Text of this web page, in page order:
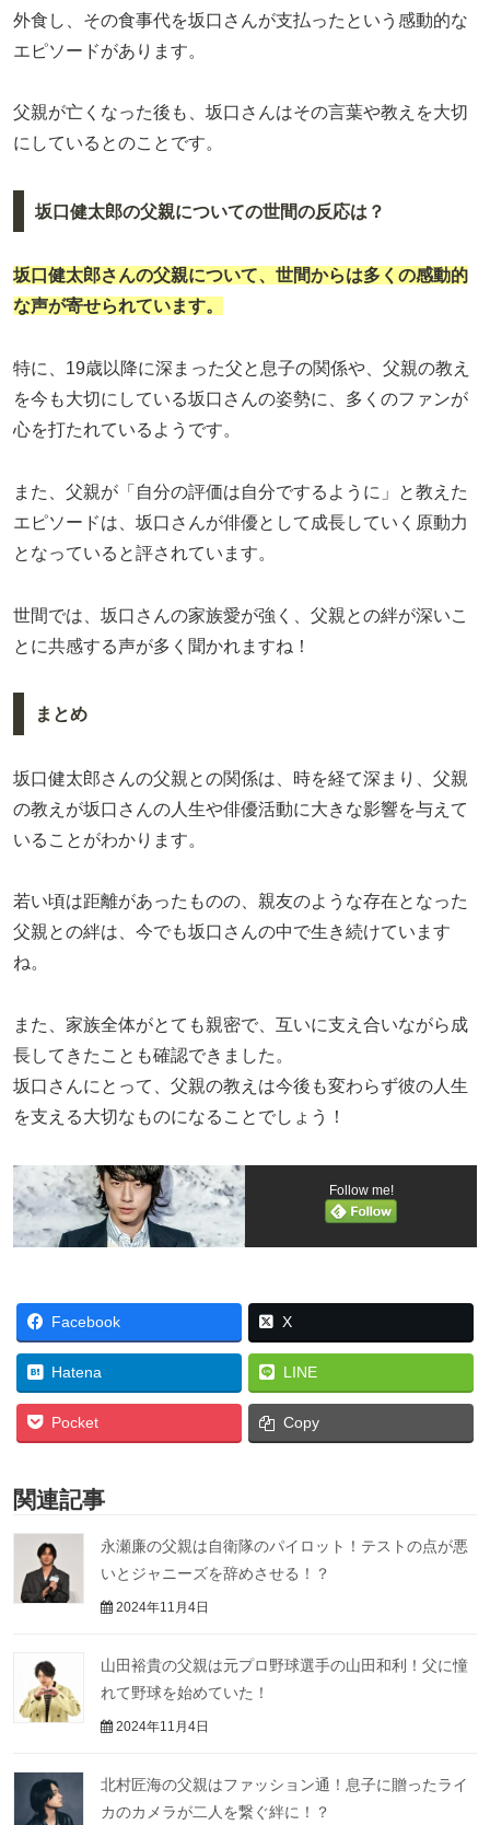
外食し、その食事代を坂口さんが支払ったという感動的な
エピソードがあります。
父親が亡くなった後も、坂口さんはその言葉や教えを大切
にしているとのことです。
坂口健太郎の父親についての世間の反応は？
坂口健太郎さんの父親について、世間からは多くの感動的
な声が寄せられています。
特に、19歳以降に深まった父と息子の関係や、父親の教え
を今も大切にしている坂口さんの姿勢に、多くのファンが
心を打たれているようです。
また、父親が「自分の評価は自分でするように」と教えた
エピソードは、坂口さんが俳優として成長していく原動力
となっていると評されています。
世間では、坂口さんの家族愛が強く、父親との絆が深いこ
とに共感する声が多く聞かれますね！
まとめ
坂口健太郎さんの父親との関係は、時を経て深まり、父親
の教えが坂口さんの人生や俳優活動に大きな影響を与えて
いることがわかります。
若い頃は距離があったものの、親友のような存在となった
父親との絆は、今でも坂口さんの中で生き続けています
ね。
また、家族全体がとても親密で、互いに支え合いながら成
長してきたことも確認できました。
坂口さんにとって、父親の教えは今後も変わらず彼の人生
を支える大切なものになることでしょう！
Follow me!
Facebook X
Hatena LINE
Pocket Copy
関連記事
永瀬廉の父親は自衛隊のパイロット！テストの点が悪
いとジャニーズを辞めさせる！？
2024年11月4日
山田裕貴の父親は元プロ野球選手の山田和利！父に憧
れて野球を始めていた！
2024年11月4日
北村匠海の父親はファッション通！息子に贈ったライ
カのカメラが二人を繋ぐ絆に！？